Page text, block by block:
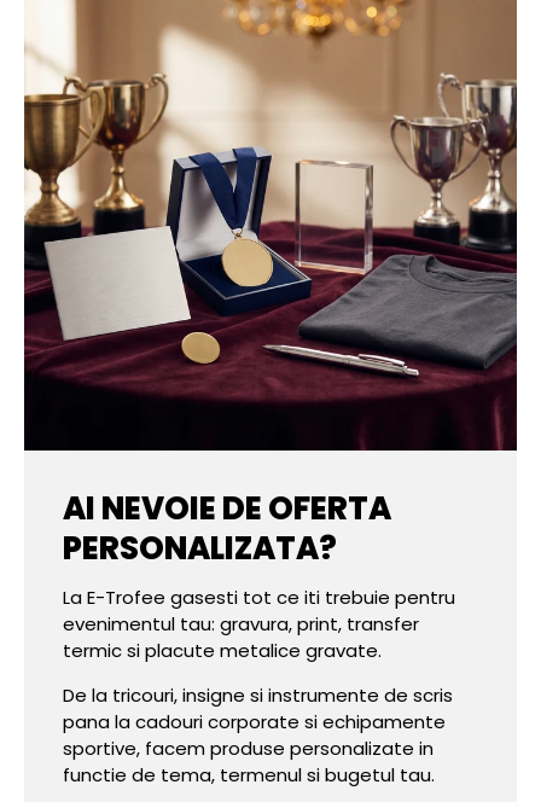
AI NEVOIE DE OFERTA
PERSONALIZATA?
La E-Trofee gasesti tot ce iti trebuie pentru
evenimentul tau: gravura, print, transfer
termic si placute metalice gravate.
De la tricouri, insigne si instrumente de scris
pana la cadouri corporate si echipamente
sportive, facem produse personalizate in
functie de tema, termenul si bugetul tau.